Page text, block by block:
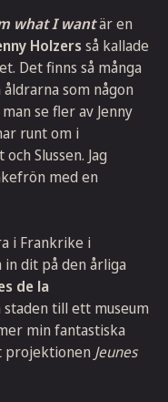
what I wantär en
Holzers så kallade
Det finns så många
som någon
se fler av Jenny
runt om i
Slussen. Jag
med en
i Frankrike i
in dit på den årliga
de la
staden till ett museum
min fantastiska
projektionen Jeunes